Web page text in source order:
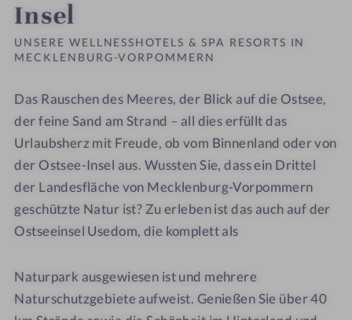
Insel
UNSERE WELLNESSHOTELS & SPA RESORTS IN
MECKLENBURG-VORPOMMERN
Das Rauschen des Meeres, der Blick auf die Ostsee,
der feine Sand am Strand – all dies erfüllt das
Urlaubsherz mit Freude, ob vom Binnenland oder von
der Ostsee-Insel aus. Wussten Sie, dass ein Drittel
der Landesfläche von Mecklenburg-Vorpommern
geschützte Natur ist? Zu erleben ist das auch auf der
Ostseeinsel Usedom, die komplett als
Naturpark ausgewiesen ist und mehrere
Naturschutzgebiete aufweist. Genießen Sie über 40